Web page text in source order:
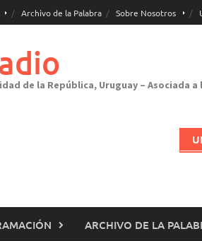
Archivo de la Palabra Sobre Nosotros
de la República, Uruguay – Asociada
ARCHIVO DE LA